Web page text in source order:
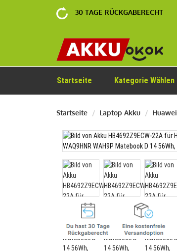
30 TAGE RÜCKGABERECHT
Startseite Kategorie Wählen
Startseite Laptop Akku Huawei